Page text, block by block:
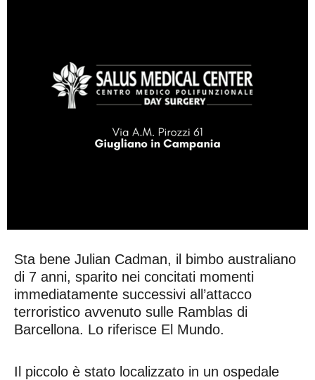
Sta bene Julian Cadman, il bimbo australiano
di 7 anni, sparito nei concitati momenti
immediatamente successivi all’attacco
terroristico avvenuto sulle Ramblas di
Barcellona. Lo riferisce El Mundo.
Il piccolo è stato localizzato in un ospedale